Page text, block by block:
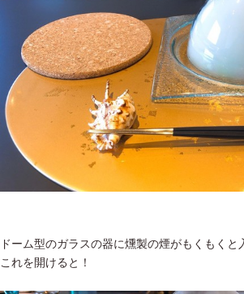
ドーム型のガラスの器に燻製の煙がもくもくと
これを開けると！